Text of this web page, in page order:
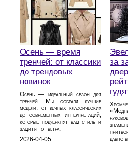
Осень — время
тренчей: от классики
до трендовых
новинок
Осень — идеальный сезон для
тренчей. Мы собрали лучшие
модели: от вечных классических
до современных интерпретаций,
которые подчеркнут ваш стиль и
защитят от ветра.
2026-04-05
за
давно